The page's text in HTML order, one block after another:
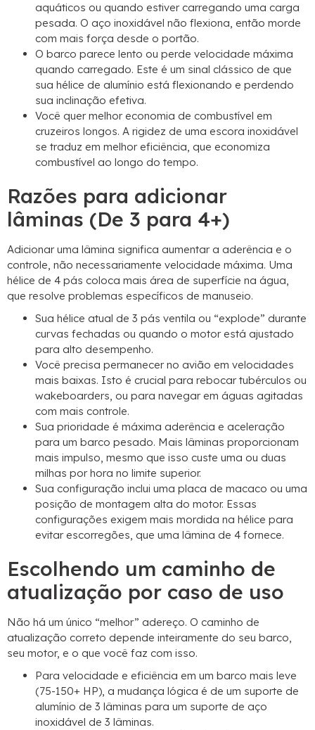
aquáticos ou quando estiver carregando uma carga
pesada. O aço inoxidável não flexiona, então morde
com mais força desde o portão.
O barco parece lento ou perde velocidade máxima
quando carregado. Este é um sinal clássico de que
sua hélice de alumínio está flexionando e perdendo
sua inclinação efetiva.
Você quer melhor economia de combustível em
cruzeiros longos. A rigidez de uma escora inoxidável
se traduz em melhor eficiência, que economiza
combustível ao longo do tempo.
Razões para adicionar
lâminas (De 3 para 4+)
Adicionar uma lâmina significa aumentar a aderência e o
controle, não necessariamente velocidade máxima. Uma
hélice de 4 pás coloca mais área de superfície na água,
que resolve problemas específicos de manuseio.
Sua hélice atual de 3 pás ventila ou “explode” durante
curvas fechadas ou quando o motor está ajustado
para alto desempenho.
Você precisa permanecer no avião em velocidades
mais baixas. Isto é crucial para rebocar tubérculos ou
wakeboarders, ou para navegar em águas agitadas
com mais controle.
Sua prioridade é máxima aderência e aceleração
para um barco pesado. Mais lâminas proporcionam
mais impulso, mesmo que isso custe uma ou duas
milhas por hora no limite superior.
Sua configuração inclui uma placa de macaco ou uma
posição de montagem alta do motor. Essas
configurações exigem mais mordida na hélice para
evitar escorregões, que uma lâmina de 4 fornece.
Escolhendo um caminho de
atualização por caso de uso
Não há um único “melhor” adereço. O caminho de
atualização correto depende inteiramente do seu barco,
seu motor, e o que você faz com isso.
Para velocidade e eficiência em um barco mais leve
(75-150+ HP), a mudança lógica é de um suporte de
alumínio de 3 lâminas para um suporte de aço
inoxidável de 3 lâminas.